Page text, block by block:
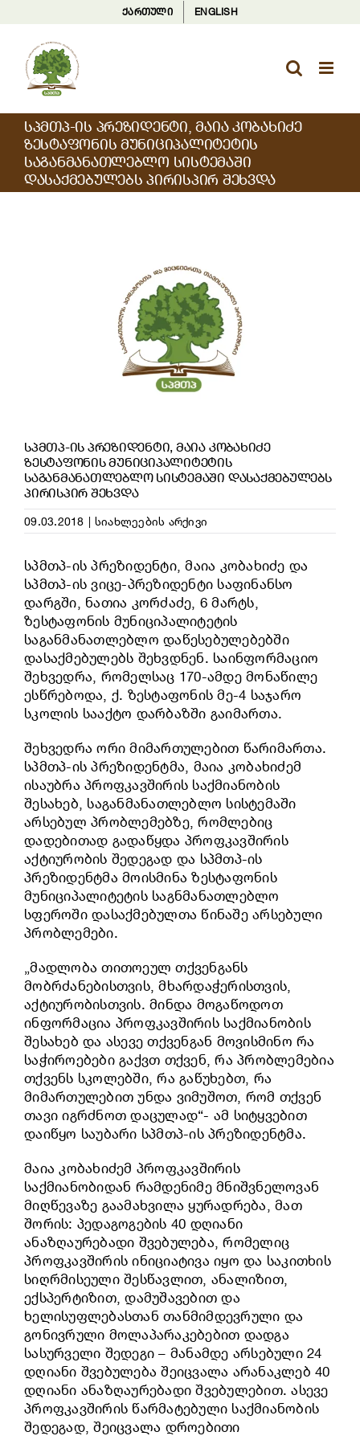
to
content
ქართული ENGLISH
ᲡᲞᲛᲗᲞ-ᲘᲡ ᲞᲠᲔᲖᲘᲓᲔᲜᲢᲘ, ᲛᲐᲘᲐ ᲙᲝᲑᲐᲮᲘᲫᲔ
ᲖᲔᲡᲢᲐᲤᲝᲜᲘᲡ ᲛᲣᲜᲘᲪᲘᲞᲐᲚᲘᲢᲔᲢᲘᲡ
ᲡᲐᲒᲐᲜᲛᲐᲜᲐᲗᲚᲔᲑᲚᲝ ᲡᲘᲡᲢᲔᲛᲐᲨᲘ
ᲓᲐᲡᲐᲥᲛᲔᲑᲣᲚᲔᲑᲡ ᲞᲘᲠᲘᲡᲞᲘᲠ ᲨᲔᲮᲕᲓᲐ
ᲡᲞᲛᲗᲞ-ᲘᲡ ᲞᲠᲔᲖᲘᲓᲔᲜᲢᲘ, ᲛᲐᲘᲐ ᲙᲝᲑᲐᲮᲘᲫᲔ
ᲖᲔᲡᲢᲐᲤᲝᲜᲘᲡ ᲛᲣᲜᲘᲪᲘᲞᲐᲚᲘᲢᲔᲢᲘᲡ
ᲡᲐᲒᲐᲜᲛᲐᲜᲐᲗᲚᲔᲑᲚᲝ ᲡᲘᲡᲢᲔᲛᲐᲨᲘ ᲓᲐᲡᲐᲥᲛᲔᲑᲣᲚᲔᲑᲡ
ᲞᲘᲠᲘᲡᲞᲘᲠ ᲨᲔᲮᲕᲓᲐ
09.03.2018 | სიახლეების არქივი
სპმთპ-ის პრეზიდენტი, მაია კობახიძე და
სპმთპ-ის ვიცე-პრეზიდენტი საფინანსო
დარგში, ნათია კორძაძე, 6 მარტს,
ზესტაფონის მუნიციპალიტეტის
საგანმანათლებლო დაწესებულებებში
დასაქმებულებს შეხვდნენ. საინფორმაციო
შეხვედრა, რომელსაც 170-ამდე მონაწილე
ესწრებოდა, ქ. ზესტაფონის მე-4 საჯარო
სკოლის სააქტო დარბაზში გაიმართა.
შეხვედრა ორი მიმართულებით წარიმართა.
სპმთპ-ის პრეზიდენტმა, მაია კობახიძემ
ისაუბრა პროფკავშირის საქმიანობის
შესახებ, საგანმანათლებლო სისტემაში
არსებულ პრობლემებზე, რომლებიც
დადებითად გადაწყდა პროფკავშირის
აქტიურობის შედეგად და სპმთპ-ის
პრეზიდენტმა მოისმინა ზესტაფონის
მუნიციპალიტეტის საგნმანათლებლო
სფეროში დასაქმებულთა წინაშე არსებული
პრობლემები.
„მადლობა თითოეულ თქვენგანს
მობრძანებისთვის, მხარდაჭერისთვის,
აქტიურობისთვის. მინდა მოგაწოდოთ
ინფორმაცია პროფკავშირის საქმიანობის
შესახებ და ასევე თქვენგან მოვისმინო რა
საჭიროებები გაქვთ თქვენ, რა პრობლემებია
თქვენს სკოლებში, რა გაწუხებთ, რა
მიმართულებით უნდა ვიმუშოთ, რომ თქვენ
თავი იგრძნოთ დაცულად“- ამ სიტყვებით
დაიწყო საუბარი სპმთპ-ის პრეზიდენტმა.
მაია კობახიძემ პროფკავშირის
საქმიანობიდან რამდენიმე მნიშვნელოვან
მიღწევაზე გაამახვილა ყურადრება, მათ
შორის: პედაგოგების 40 დღიანი
ანაზღაურებადი შვებულება, რომელიც
პროფკავშირის ინიციატივა იყო და საკითხის
სიღრმისეული შესწავლით, ანალიზით,
ექსპერტიზით, დამუშავებით და
ხელისუფლებასთან თანმიმდევრული და
გონივრული მოლაპარაკებებით დადგა
სასურველი შედეგი – მანამდე არსებული 24
დღიანი შვებულება შეიცვალა არანაკლებ 40
დღიანი ანაზღაურებადი შვებულებით. ასევე
პროფკავშირის წარმატებული საქმიანობის
შედეგად, შეიცვალა დროებითი